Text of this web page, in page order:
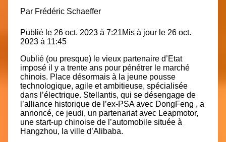
Par Frédéric Schaeffer
Publié le 26 oct. 2023 à 7:21Mis à jour le 26 oct.
2023 à 11:45
Oublié (ou presque) le vieux partenaire d’Etat
imposé il y a trente ans pour pénétrer le marché
chinois. Place désormais à la jeune pousse
technologique, agile et ambitieuse, spécialisée
dans l’électrique. Stellantis, qui se désengage de
l’alliance historique de l’ex-PSA avec DongFeng , a
annoncé, ce jeudi, un partenariat avec Leapmotor,
une start-up chinoise de l’automobile située à
Hangzhou, la ville d’Alibaba.